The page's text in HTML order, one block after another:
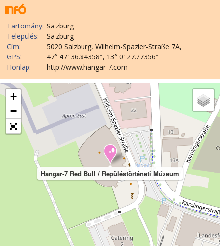
Tartomány: Salzburg
Település:
Salzburg
Cím:
5020 Salzburg, Wilhelm-Spazier-Straße 7A,
GPS:
47° 47′ 36.84358″, 13° 0′ 27.27356″
Honlap:
http://www.hangar-7.com
Hangar-7 Red Bull / Repüléstörténeti Múzeum
+
−